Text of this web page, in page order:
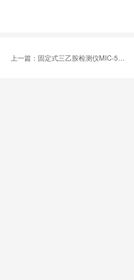
上一篇： 固定式三乙胺检测仪MIC-500S-C6H15N